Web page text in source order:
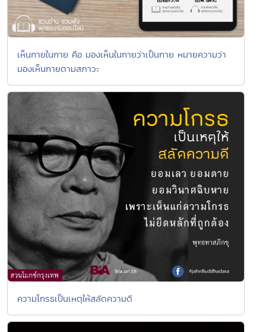
เห็นกายในกาย คือ มองเห็นในกายว่าเป็นกาย หมายความว่า
มองเห็นกายตามสภาวะ
ความโกรธเป็นเหตุให้สลัดความดี